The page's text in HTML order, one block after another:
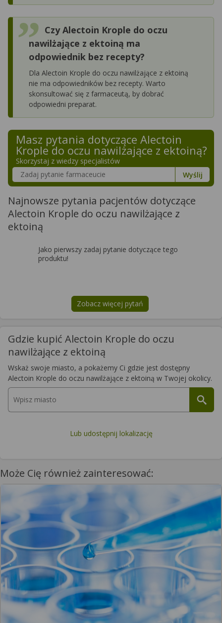
Czy Alectoin Krople do oczu
nawilżające z ektoiną ma
odpowiednik bez recepty?
Dla Alectoin Krople do oczu nawilżające z ektoiną
nie ma odpowiedników bez recepty. Warto
skonsultować się z farmaceutą, by dobrać
odpowiedni preparat.
Masz pytania dotyczące Alectoin
Krople do oczu nawilżające z ektoiną?
Skorzystaj z wiedzy specjalistów
Szukaj w poradnikach o zdrowiu
Wyślij
Najnowsze pytania pacjentów dotyczące
Alectoin Krople do oczu nawilżające z
ektoiną
Jako pierwszy zadaj pytanie dotyczące tego
produktu!
Zobacz więcej pytań
na tematAlectoin Krople do oczu
Gdzie kupić Alectoin Krople do oczu
nawilżające z ektoiną
Wskaż swoje miasto, a pokażemy Ci gdzie jest dostępny
Alectoin Krople do oczu nawilżające z ektoiną w Twojej okolicy.
Lub udostępnij lokalizację
Może Cię również zainteresować: